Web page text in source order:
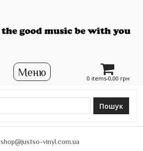
0 items-0,00 грн
Пошук
shop@justso-vinyl.com.ua